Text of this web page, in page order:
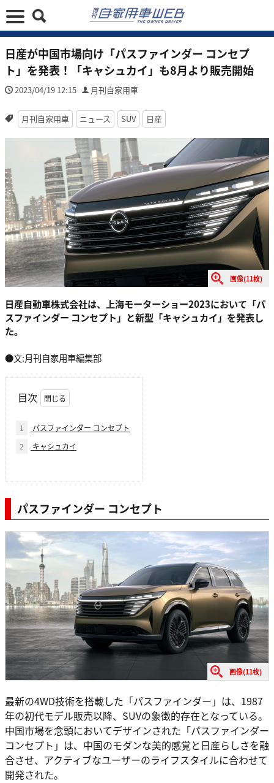
日産が中国市場向け「パスファインダー コンセプ
ト」を発表！「キャシュカイ」も8月より販売開始
2023/04/19 12:15 月刊自家用車
月刊自家用車 ニュース SUV 日産
画像(11枚)
日産自動車株式会社は、上海モーターショー2023において「パ
スファインダー コンセプト」と新型「キャシュカイ」を発表し
た。
●文:月刊自家用車編集部
目次
1
パスファインダー コンセプト
2
キャシュカイ
パスファインダー コンセプト
画像(11枚)
最新の4WD技術を搭載した「パスファインダー」は、1987
年の初代モデル販売以降、SUVの象徴的存在となっている。
中国市場を念頭においてデザインされた「パスファインダー
コンセプト」は、中国のモダンな美的感覚と日産らしさを融
合させ、アクティブなユーザーのライフスタイルに合わせて
開発された。